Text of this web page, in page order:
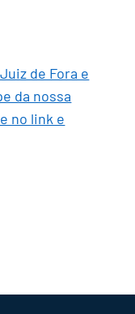
de Fora e
da nossa
no link e